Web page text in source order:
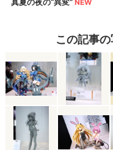
この記事の